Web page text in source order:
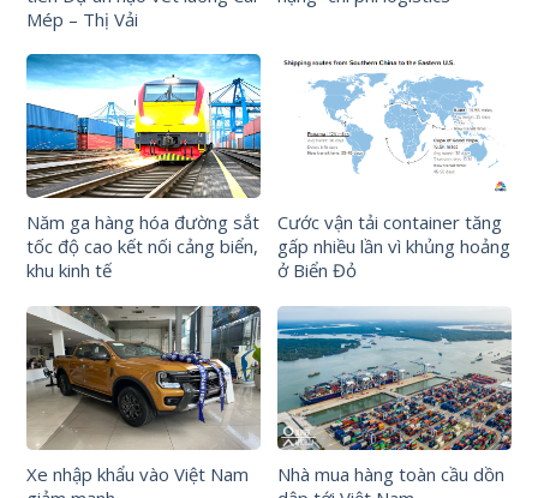
Mép – Thị Vải
Năm ga hàng hóa đường sắt
tốc độ cao kết nối cảng biển,
khu kinh tế
Cước vận tải container tăng
gấp nhiều lần vì khủng hoảng
ở Biển Đỏ
Xe nhập khẩu vào Việt Nam
Nhà mua hàng toàn cầu dồn